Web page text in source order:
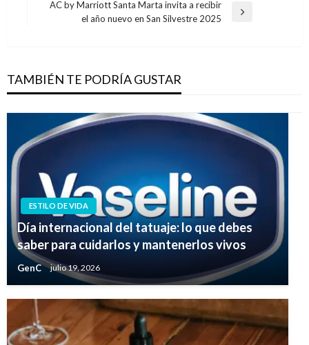
anteriorAC by Marriott Santa Marta invita a recibir
el año nuevo en San Silvestre 2025
TAMBIÉN TE PODRÍA GUSTAR
ESTILO DE VIDA
Día internacional del tatuaje: lo que debes
saber para cuidarlos y mantenerlos vivos
GenC julio 19, 2026